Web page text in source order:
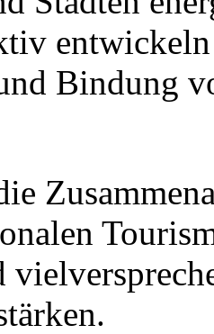
Bindung